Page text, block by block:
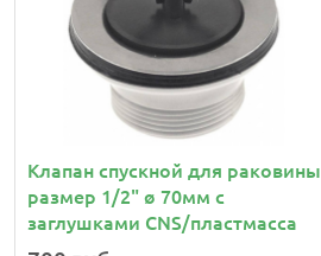
Клапан спускной для раковины
размер 1/2" ø 70мм с
заглушками CNS/пластмасса